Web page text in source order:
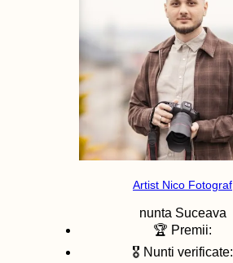
Artist Nico Fotograf
nunta Suceava
🏆 Premii:
🎖️ Nunti verificate: